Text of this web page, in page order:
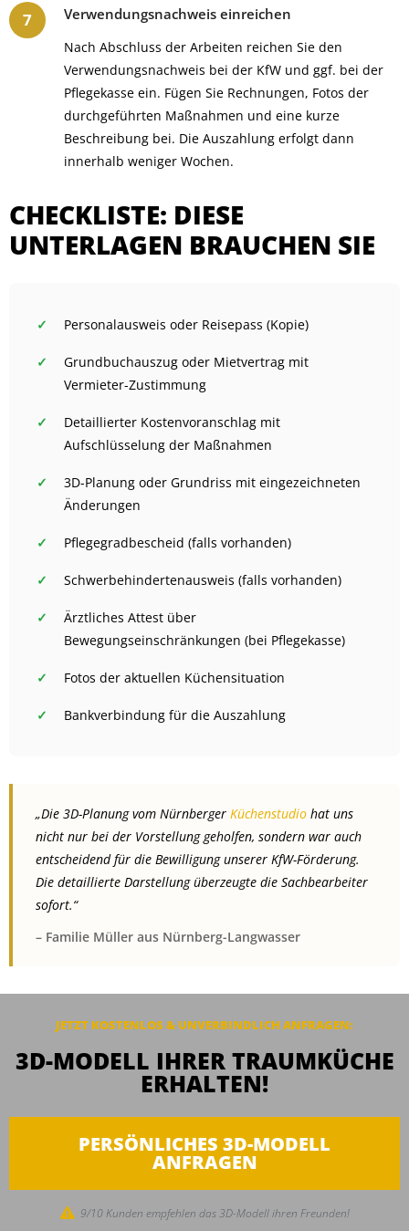
Verwendungsnachweis einreichen
Nach Abschluss der Arbeiten reichen Sie den
Verwendungsnachweis bei der KfW und ggf. bei der
Pflegekasse ein. Fügen Sie Rechnungen, Fotos der
durchgeführten Maßnahmen und eine kurze
Beschreibung bei. Die Auszahlung erfolgt dann
innerhalb weniger Wochen.
CHECKLISTE: DIESE
UNTERLAGEN BRAUCHEN SIE
Personalausweis oder Reisepass (Kopie)
Grundbuchauszug oder Mietvertrag mit
Vermieter-Zustimmung
Detaillierter Kostenvoranschlag mit
Aufschlüsselung der Maßnahmen
3D-Planung oder Grundriss mit eingezeichneten
Änderungen
Pflegegradbescheid (falls vorhanden)
Schwerbehindertenausweis (falls vorhanden)
Ärztliches Attest über
Bewegungseinschränkungen (bei Pflegekasse)
Fotos der aktuellen Küchensituation
Bankverbindung für die Auszahlung
„Die 3D-Planung vom Nürnberger Küchenstudio hat uns
nicht nur bei der Vorstellung geholfen, sondern war auch
entscheidend für die Bewilligung unserer KfW-Förderung.
Die detaillierte Darstellung überzeugte die Sachbearbeiter
sofort.“
– Familie Müller aus Nürnberg-Langwasser
JETZT KOSTENLOS & UNVERBINDLICH ANFRAGEN:
3D-MODELL IHRER TRAUMKÜCHE
ERHALTEN!
PERSÖNLICHES 3D-MODELL
ANFRAGEN
9/10 Kunden empfehlen das 3D-Modell ihren Freunden!